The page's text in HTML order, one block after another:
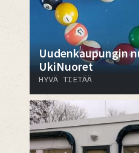
Uudenkaupungin
UkiNuoret
HYVÄ TIETÄÄ